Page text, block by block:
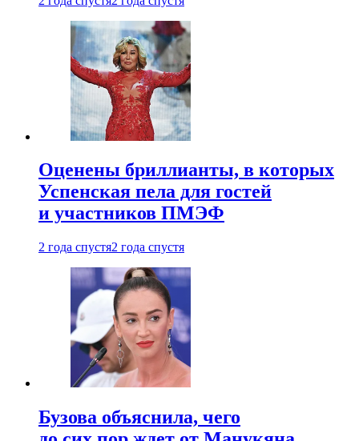
Оценены бриллианты, в которых
Успенская пела для гостей
и участников ПМЭФ
2 года спустя2 года спустя
Бузова объяснила, чего